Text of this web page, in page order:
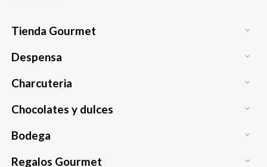
Tienda Gourmet 
Despensa 
Charcuteria 
Chocolates y dulces 
Bodega 
Regalos Gourmet 